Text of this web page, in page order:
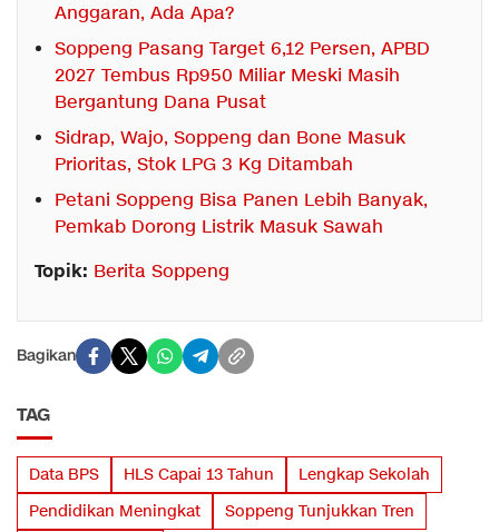
Anggaran, Ada Apa?
Soppeng Pasang Target 6,12 Persen, APBD
2027 Tembus Rp950 Miliar Meski Masih
Bergantung Dana Pusat
Sidrap, Wajo, Soppeng dan Bone Masuk
Prioritas, Stok LPG 3 Kg Ditambah
Petani Soppeng Bisa Panen Lebih Banyak,
Pemkab Dorong Listrik Masuk Sawah
Topik: Berita Soppeng
Bagikan
TAG
Data BPS HLS Capai 13 Tahun
Lengkap Sekolah
Pendidikan Meningkat
Soppeng Tunjukkan Tren